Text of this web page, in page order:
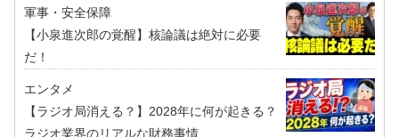
軍事・安全保障
【小泉進次郎の覚醒】核論議は絶対に必要
だ！
エンタメ
【ラジオ局消える？】2028年に何が起きる？
ラジオ業界のリアルな財務事情